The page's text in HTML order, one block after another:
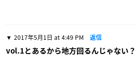
2017年5月1日 at 4:49 PM 返信
vol.1とあるから地方回るんじゃない？